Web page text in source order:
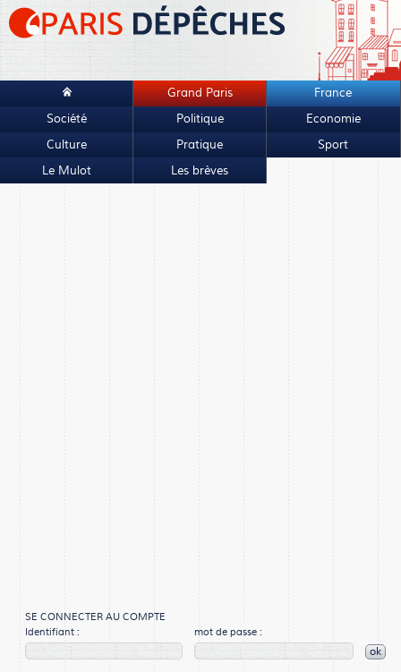
Grand Paris
France
Société
Politique
Economie
Culture
Pratique
Sport
Le Mulot
Les brèves
SE CONNECTER AU COMPTE
Identifiant :
mot de passe :
ok